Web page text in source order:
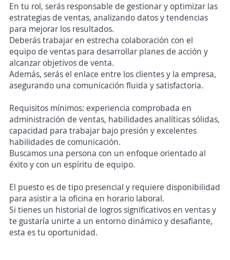
En tu rol, serás responsable de gestionar y optimizar las
estrategias de ventas, analizando datos y tendencias
para mejorar los resultados.
Deberás trabajar en estrecha colaboración con el
equipo de ventas para desarrollar planes de acción y
alcanzar objetivos de venta.
Además, serás el enlace entre los clientes y la empresa,
asegurando una comunicación fluida y satisfactoria.
Requisitos mínimos: experiencia comprobada en
administración de ventas, habilidades analíticas sólidas,
capacidad para trabajar bajo presión y excelentes
habilidades de comunicación.
Buscamos una persona con un enfoque orientado al
éxito y con un espíritu de equipo.
El puesto es de tipo presencial y requiere disponibilidad
para asistir a la oficina en horario laboral.
Si tienes un historial de logros significativos en ventas y
te gustaría unirte a un entorno dinámico y desafiante,
esta es tu oportunidad.